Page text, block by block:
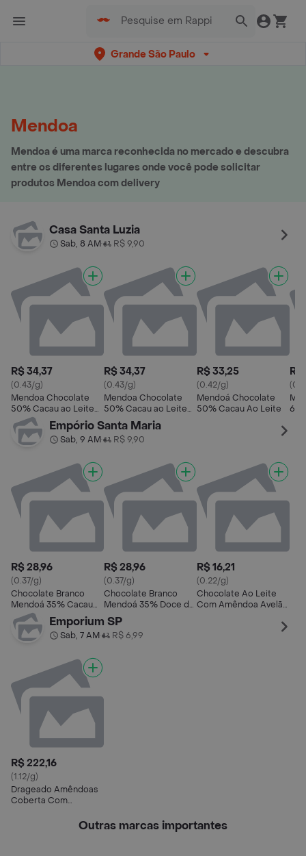
Grande São Paulo
Mendoa
Mendoa é uma marca reconhecida no mercado e descubra
entre os diferentes lugares onde você pode solicitar
produtos Mendoa com delivery
Casa Santa Luzia
Sab, 8 AM• R$ 9,90
R$ 34,37
(0.43/g)
Mendoa Chocolate
50% Cacau ao Leite
Com Cupuaçu
R$ 34,37
(0.43/g)
Mendoa Chocolate
50% Cacau ao Leite
Castanha Caju
R$ 33,25
(0.42/g)
Mendoá Chocolate
50% Cacau Ao Leite
R$
Empório Santa Maria
Sab, 9 AM• R$ 9,90
R$ 28,96
(0.37/g)
Chocolate Branco
Mendoá 35% Cacau
Com Maracujá
R$ 28,96
(0.37/g)
Chocolate Branco
Mendoá 35% Doce de
Leite
R$ 16,21
(0.22/g)
Chocolate Ao Leite
Com Amêndoa Avelã
Emporium SP
Sab, 7 AM• R$ 6,99
R$ 222,16
(1.12/g)
Drageado Amêndoas
Coberta Com
Outras marcas importantes